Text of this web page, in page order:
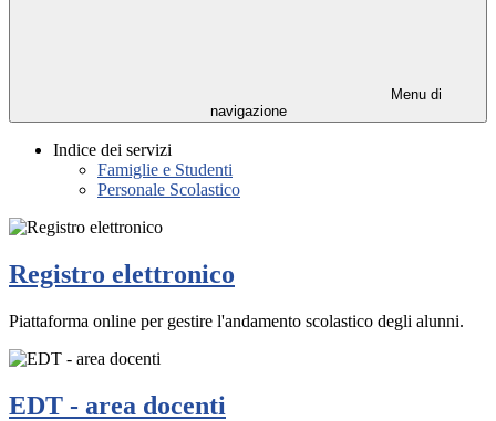
Menu di
navigazione
Indice dei servizi
Famiglie e Studenti
Personale Scolastico
Registro elettronico
Piattaforma online per gestire l'andamento scolastico degli alunni.
EDT - area docenti